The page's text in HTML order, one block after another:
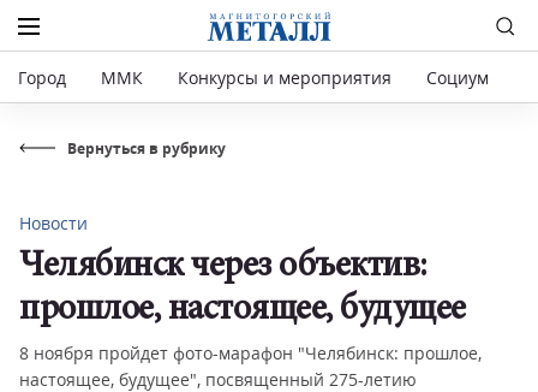
Город ММК Конкурсы и мероприятия Социум
Вернуться в рубрику
Новости
Челябинск через объектив:
прошлое, настоящее, будущее
8 ноября пройдет фото-марафон "Челябинск: прошлое,
настоящее, будущее", посвященный 275-летию